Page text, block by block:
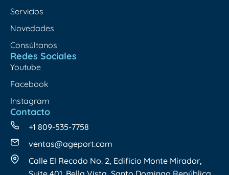
Servicios
Novedades
Consúltanos
Redes Sociales
Youtube
Facebook
Instagram
Contacto
+1 809-535-7758
ventas@ageport.com
Calle El Recodo No. 2, Edificio Monte Mirador,